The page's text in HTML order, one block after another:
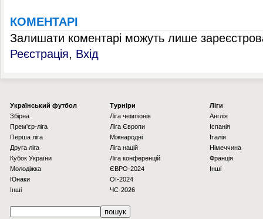
КОМЕНТАРІ
Залишати коментарі можуть лише
Реєстрація, Вхід
Українcький футбол
Збірна
Прем'єр-ліга
Перша ліга
Друга ліга
Кубок України
Молодіжка
Юнаки
Інші
Турніри
Ліга чемпіонів
Ліга Європи
Міжнародні
Ліга націй
Ліга конференцій
ЄВРО-2024
OI-2024
ЧС-2026
Ліги
Англія
Іспанія
Італія
Німеччина
Франція
Інші